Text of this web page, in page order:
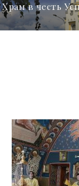
Храм в честь